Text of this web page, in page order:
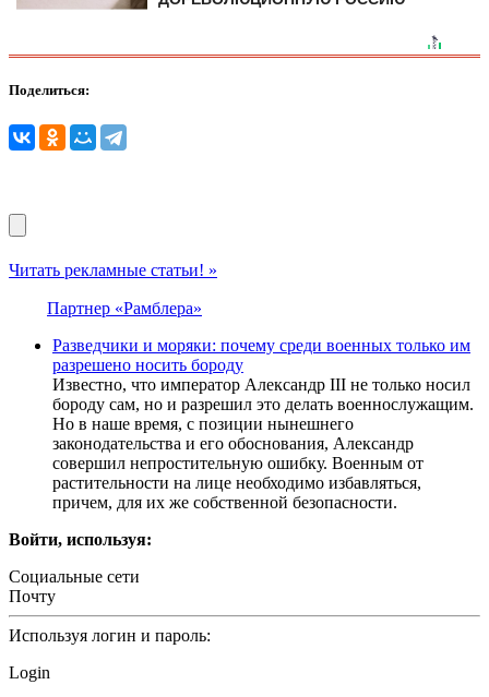
Поделиться:
Читать рекламные статьи! »
Партнер «Рамблера»
Разведчики и моряки: почему среди военных только им
разрешено носить бороду
Известно, что император Александр III не только носил
бороду сам, но и разрешил это делать военнослужащим.
Но в наше время, с позиции нынешнего
законодательства и его обоснования, Александр
совершил непростительную ошибку. Военным от
растительности на лице необходимо избавляться,
причем, для их же собственной безопасности.
Войти, используя:
Социальные сети
Почту
Используя логин и пароль:
Login